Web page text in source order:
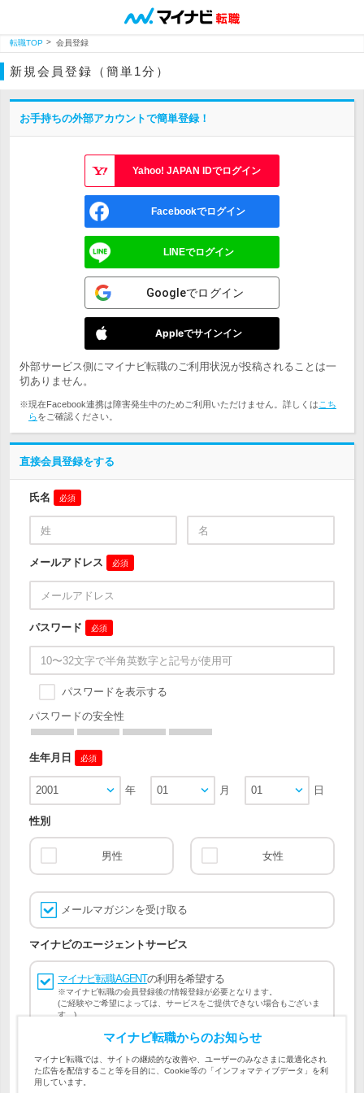
転職TOP 会員登録
新規会員登録（簡単1分）
お手持ちの外部アカウントで簡単登録！
Yahoo! JAPAN IDでログイン
Facebookでログイン
LINEでログイン
Googleでログイン
Appleでサインイン
外部サービス側にマイナビ転職のご利用状況が投稿されることは一
切ありません。
※現在Facebook連携は障害発生中のためご利用いただけません。詳しくは こち
らをご確認ください。
直接会員登録をする
氏名 必須
メールアドレス 必須
パスワード 必須
パスワードを表示する
パスワードの安全性
生年月日 必須
2001 年 01 月 01 日
性別
男性 女性
メールマガジンを受け取る
マイナビのエージェントサービス
マイナビ転職AGENTの利用を希望する
※マイナビ転職の会員登録後の情報登録が必要となります。
(ご経験やご希望によっては、サービスをご提供できない場合もございま
す。)
会員登録には マイナビ転職 会員規約
マイナビ転職AGENT
会員規約、マイナビ転職AGENT 個人情報の取り扱い および
個人情報の取り扱い
マイナビ転職からのお知らせ
マイナビ転職では、サイトの継続的な改善や、ユーザーのみなさまに最適化され
た広告を配信すること等を目的に、Cookie等の「インフォマティブデータ」を利
用しています。